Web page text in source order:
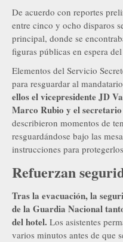
De acuerdo con reportes
entre cinco y ocho disparos
principal, donde se
figuras públicas en espera
Elementos del Servicio
para resguardar al
ellos el vicepresidente JD
Marco Rubio y el secretario
describieron momentos de
resguardándose bajo las
instrucciones para
Refuerzan
Tras la evacuación, la
de la Guardia Nacional
del hotel. Los asistentes
varios minutos antes de que